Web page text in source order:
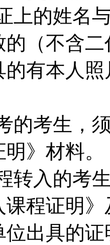
上的姓名
（不含
的有本人
的考生，
》材料。
转入的考
课程证明
出具的